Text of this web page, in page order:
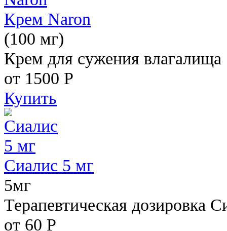
Крем Naron
(100 мг)
Крем для сужения влагалища
от 1500 Р
Купить
Сиалис 5 мг
5мг
Терапевтическая дозировка
от 60 Р